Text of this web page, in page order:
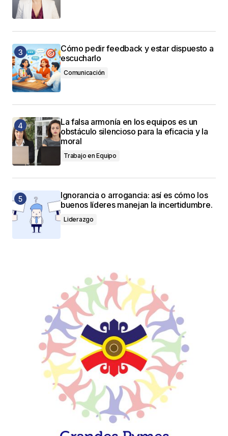
Cómo pedir feedback y estar dispuesto a
escucharlo
Comunicación
La falsa armonía en los equipos es un
obstáculo silencioso para la eficacia y la
moral
Trabajo en Equipo
Ignorancia o arrogancia: así es cómo los
buenos líderes manejan la incertidumbre.
Liderazgo